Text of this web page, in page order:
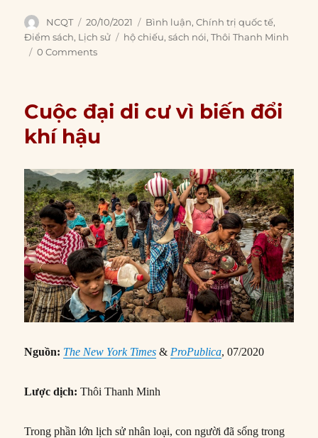
Author
NCQT
Posted
on
20/10/2021 Categories
Bình luận,Chính trị quốc tế,
Điểm sách, Lịch sử Tags
hộ chiếu,sách nói,Thôi Thanh Minh
0 Comments
Cuộc đại di cư vì biến đổi
khí hậu
Nguồn: The New York Times & ProPublica, 07/2020
Lược dịch:Thôi Thanh Minh
Trong phần lớn lịch sử nhân loại, con người đã sống trong